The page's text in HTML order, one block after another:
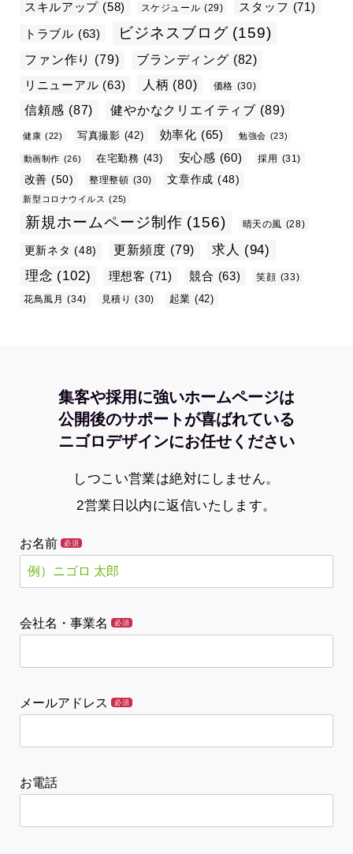
スキルアップ (58) スケジュール (29) スタッフ (71)
トラブル (63) ビジネスブログ (159)
ファン作り (79) ブランディング (82)
リニューアル (63) 人柄 (80) 価格 (30)
信頼感 (87) 健やかなクリエイティブ (89)
健康 (22) 写真撮影 (42) 効率化 (65) 勉強会 (23)
動画制作 (26) 在宅勤務 (43) 安心感 (60) 採用 (31)
改善 (50) 整理整頓 (30) 文章作成 (48)
新型コロナウイルス (25)
新規ホームページ制作 (156) 晴天の風 (28)
更新ネタ (48) 更新頻度 (79) 求人 (94)
理念 (102) 理想客 (71) 競合 (63) 笑顔 (33)
花鳥風月
(34) 見積り (30) 起業 (42)
集客や採用に強いホームページは
公開後のサポートが喜ばれている
ニゴロデザインにお任せください
しつこい営業は絶対にしません。
2営業日以内に返信いたします。
お名前 必須
会社名・事業名 必須
メールアドレス 必須
お電話